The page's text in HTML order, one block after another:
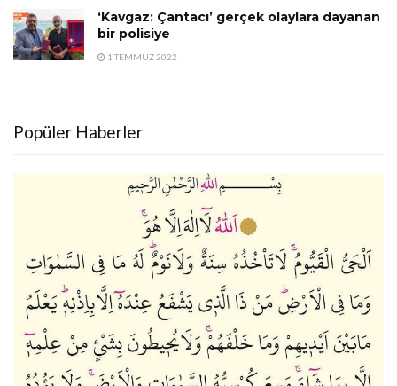
‘Kavgaz: Çantacı’ gerçek olaylara dayanan
bir polisiye
1 TEMMUZ 2022
Popüler Haberler